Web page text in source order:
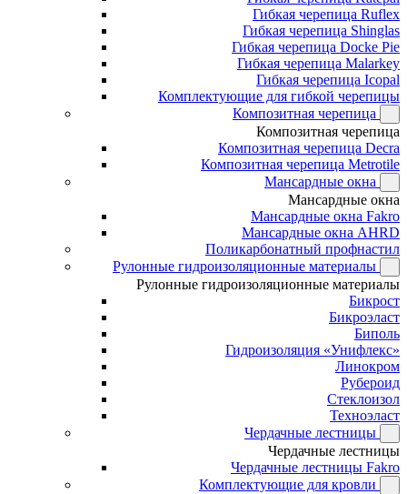
Гибкая черепица Ruflex
Гибкая черепица Shinglas
Гибкая черепица Docke Pie
Гибкая черепица Malarkey
Гибкая черепица Icopal
Комплектующие для гибкой черепицы
Композитная черепица
Композитная черепица
Композитная черепица Decra
Композитная черепица Metrotile
Мансардные окна
Мансардные окна
Мансардные окна Fakro
Мансардные окна AHRD
Поликарбонатный профнастил
Рулонные гидроизоляционные материалы
Рулонные гидроизоляционные материалы
Бикрост
Бикроэласт
Биполь
Гидроизоляция «Унифлекс»
Линокром
Рубероид
Стеклоизол
Техноэласт
Чердачные лестницы
Чердачные лестницы
Чердачные лестницы Fakro
Комплектующие для кровли